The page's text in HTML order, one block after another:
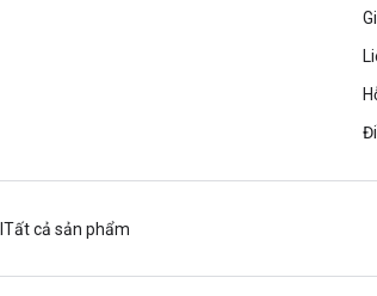
Tất cả sản phẩm